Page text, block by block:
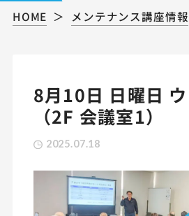
HOME メンテナンス講座情報
8月10日 日曜日
（2F 会議室1）
2025.07.18